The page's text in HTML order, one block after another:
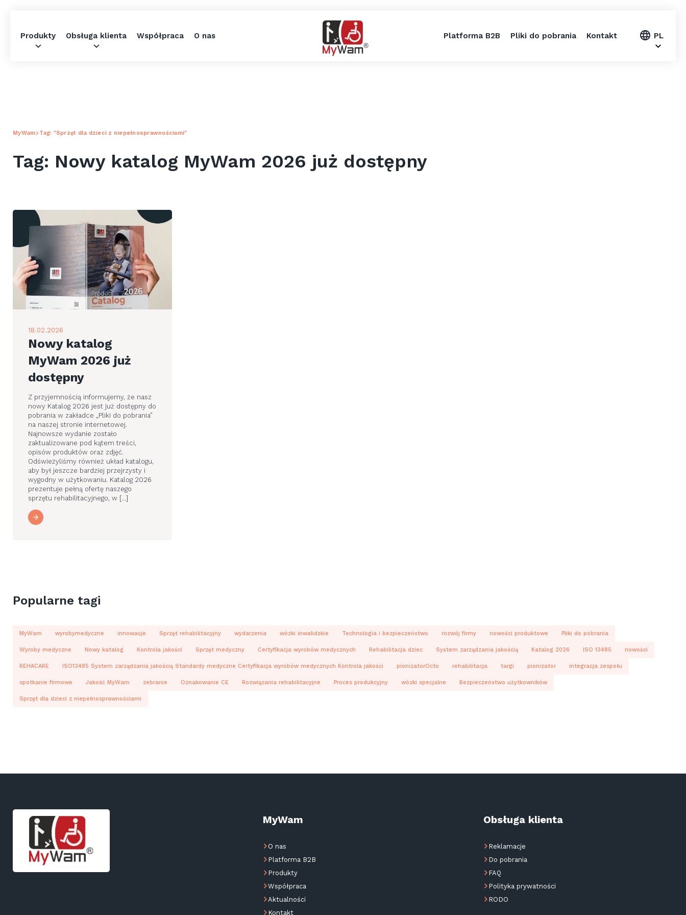
Produkty Obsługa klienta Współpraca O nas Platforma B2B Pliki do pobrania Kontakt PL
MyWam Tag: "Sprzęt dla dzieci z niepełnosprawnościami"
Tag: Nowy katalog MyWam 2026 już dostępny
18.02.2026
Nowy katalog
MyWam 2026 już
dostępny
Z przyjemnością informujemy, że nasz
nowy Katalog 2026 jest już dostępny do
pobrania w zakładce „Pliki do pobrania”
na naszej stronie internetowej.
Najnowsze wydanie zostało
zaktualizowane pod kątem treści,
opisów produktów oraz zdjęć.
Odświeżyliśmy również układ katalogu,
aby był jeszcze bardziej przejrzysty i
wygodny w użytkowaniu. Katalog 2026
prezentuje pełną ofertę naszego
sprzętu rehabilitacyjnego, w […]
Popularne tagi
MyWam wyrobymedyczne innowacje Sprzęt rehabilitacyjny wydarzenia wózki inwalidzkie Technologia i bezpieczeństwo rozwój firmy nowości produktowe Pliki do pobrania
Wyroby medyczne Nowy katalog Kontrola jakości Sprzęt medyczny Certyfikacja wyrobów medycznych Rehabilitacja dziec System zarządzania jakością Katalog 2026 ISO 13485 nowości
REHACARE ISO13485 System zarządzania jakością Standardy medyczne Certyfikacja wyrobów medycznych Kontrola jakości pionizatorOcto rehabilitacja targi pionizator integracja zespołu
spotkanie firmowe Jakość MyWam zebranie Oznakowanie CE Rozwiązania rehabilitacyjne Proces produkcyjny wózki specjalne Bezpieczeństwo użytkowników
Sprzęt dla dzieci z niepełnosprawnościami
MyWam
O nas
Platforma B2B
Produkty
Współpraca
Aktualności
Kontakt
Obsługa klienta
Reklamacje
Do pobrania
FAQ
Polityka prywatności
RODO